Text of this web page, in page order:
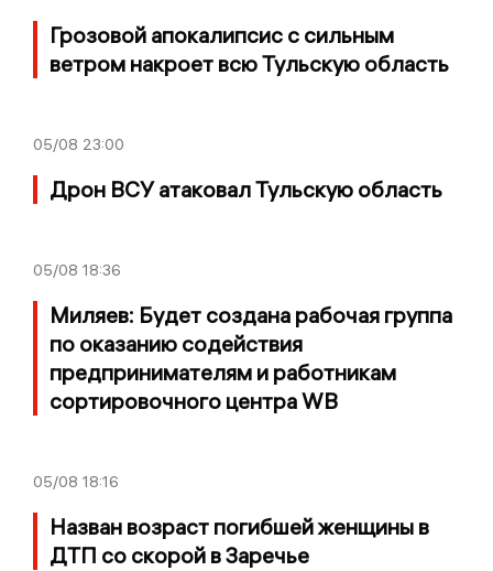
Грозовой апокалипсис с сильным
ветром накроет всю Тульскую область
05/08 23:00
Дрон ВСУ атаковал Тульскую область
05/08 18:36
Миляев: Будет создана рабочая группа
по оказанию содействия
предпринимателям и работникам
сортировочного центра WB
05/08 18:16
Назван возраст погибшей женщины в
ДТП со скорой в Заречье